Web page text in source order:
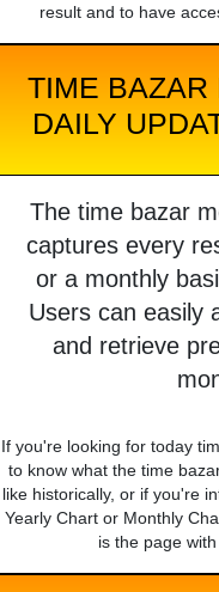
result and to have
TIME BAZAR
DAILY
The time bazar
captures every
or a monthly
Users can easily
and retrieve
If you're looking for today
to know what the time
like historically, or if you're
Yearly Chart or Monthly
is the page